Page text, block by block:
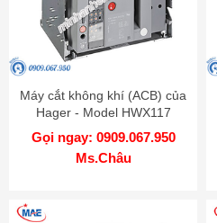
Máy cắt không khí (ACB) của
Hager - Model HWX117
Gọi ngay: 0909.067.950
Ms.Châu